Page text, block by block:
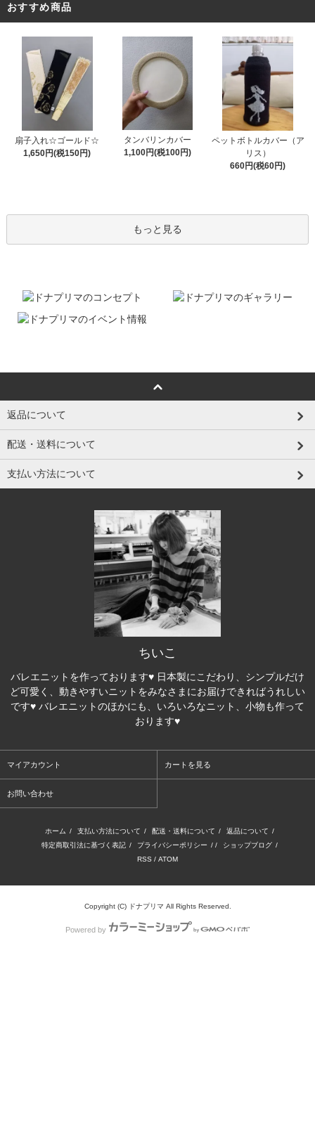
おすすめ商品
扇子入れ☆ゴールド☆
1,650円(税150円)
タンバリンカバー
1,100円(税100円)
ペットボトルカバー（ア
リス）
660円(税60円)
もっと見る
返品について
配送・送料について
支払い方法について
ちいこ
バレエニットを作っております♥ 日本製にこだわり、シンプルだけ
ど可愛く、動きやすいニットをみなさまにお届けできればうれしい
です♥ バレエニットのほかにも、いろいろなニット、小物も作って
おります♥
マイアカウント カートを見る
お問い合わせ
ホーム / 支払い方法について / 配送・送料について / 返品について /
特定商取引法に基づく表記 / プライバシーポリシー / / ショップブログ /
RSS / ATOM
Copyright (C) ドナプリマ All Rights Reserved.
Powered by